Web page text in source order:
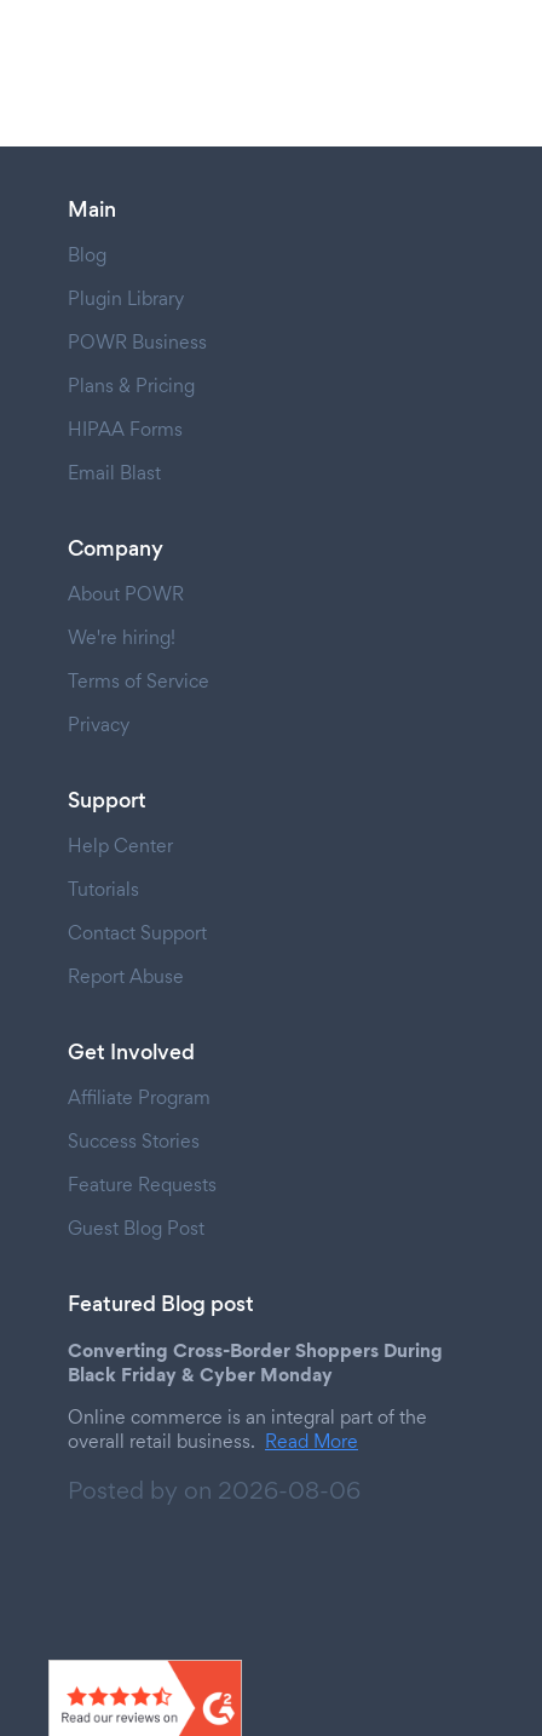
Main
Blog
Plugin Library
POWR Business
Plans & Pricing
HIPAA Forms
Email Blast
Company
About POWR
We're hiring!
Terms of Service
Privacy
Support
Help Center
Tutorials
Contact Support
Report Abuse
Get Involved
Affiliate Program
Success Stories
Feature Requests
Guest Blog Post
Featured Blog post
Converting Cross-Border Shoppers During
Black Friday & Cyber Monday
Online commerce is an integral part of the
overall retail business. Read More
Posted by on 2026-08-06